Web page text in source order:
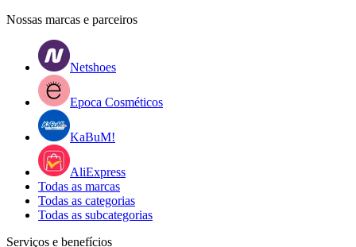
Nossas marcas e parceiros
Netshoes
Epoca Cosméticos
KaBuM!
AliExpress
Todas as marcas
Todas as categorias
Todas as subcategorias
Serviços e benefícios